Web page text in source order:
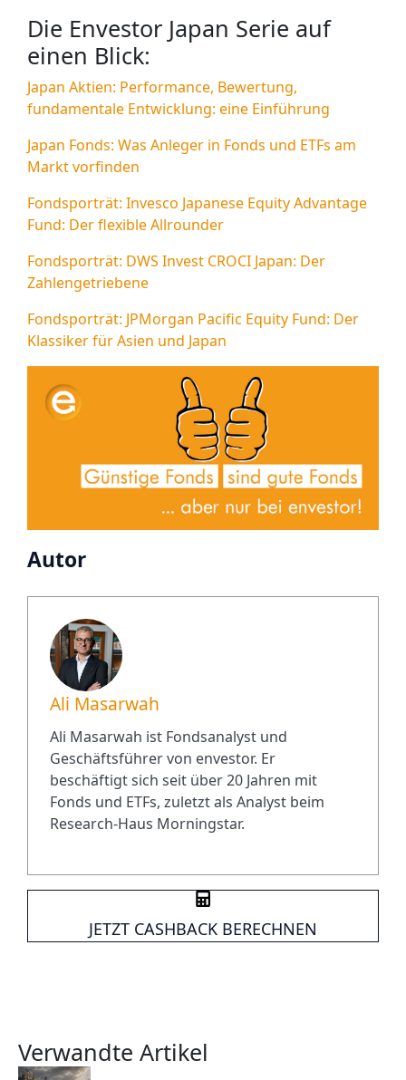
Die Envestor Japan Serie auf
einen Blick:
Japan Aktien: Performance, Bewertung,
fundamentale Entwicklung: eine Einführung
Japan Fonds: Was Anleger in Fonds und ETFs am
Markt vorfinden
Fondsporträt: Invesco Japanese Equity Advantage
Fund: Der flexible Allrounder
Fondsporträt: DWS Invest CROCI Japan: Der
Zahlengetriebene
Fondsporträt: JPMorgan Pacific Equity Fund: Der
Klassiker für Asien und Japan
Autor
Ali Masarwah
Ali Masarwah ist Fondsanalyst und
Geschäftsführer von envestor. Er
beschäftigt sich seit über 20 Jahren mit
Fonds und ETFs, zuletzt als Analyst beim
Research-Haus Morningstar.
JETZT CASHBACK BERECHNEN
Verwandte Artikel